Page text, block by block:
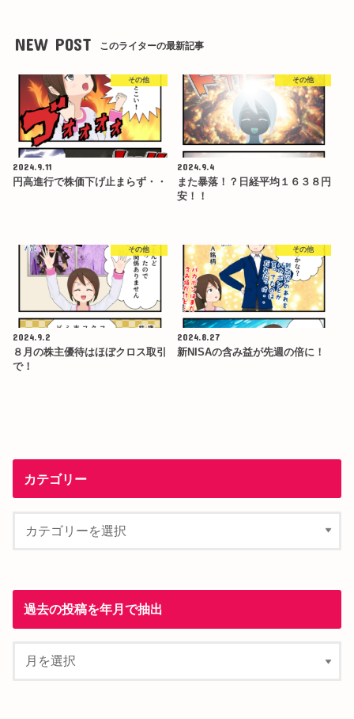
NEW POST このライターの最新記事
その他
2024.9.11
円高進行で株価下げ止まらず・・
その他
2024.9.4
また暴落！？日経平均１６３８円
安！！
その他
2024.9.2
８月の株主優待はほぼクロス取引
で！
その他
2024.8.27
新NISAの含み益が先週の倍に！
カテゴリー
過去の投稿を年月で抽出